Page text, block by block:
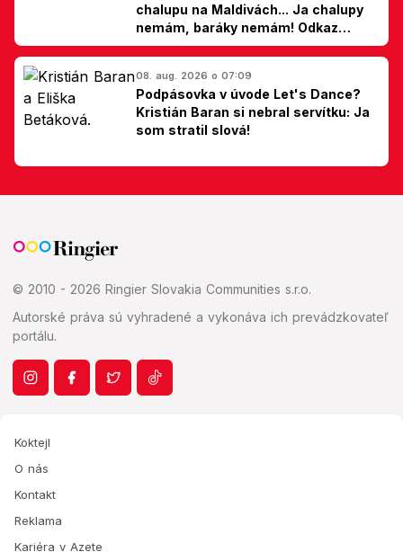
chalupu na Maldivách... Ja chalupy
nemám, baráky nemám! Odkaz
Slovákom
08. aug. 2026 o 07:09
Podpásovka v úvode Let's Dance?
Kristián Baran si nebral servítku: Ja
som stratil slová!
© 2010 - 2026 Ringier Slovakia Communities s.r.o.
Autorské práva sú vyhradené a vykonáva ich prevádzkovateľ
portálu.
Koktejl
O nás
Kontakt
Reklama
Kariéra v Azete